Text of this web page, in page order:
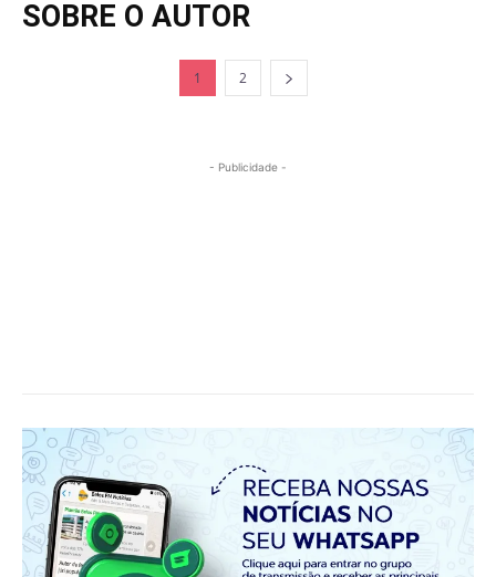
SOBRE O AUTOR
1 2
- Publicidade -